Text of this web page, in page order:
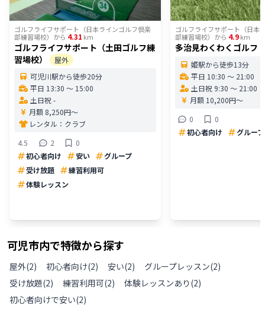
ゴルフライフサポート（日本ラインゴルフ倶楽
部練習場校） から 4.31 km
ゴルフライフサポート（土田ゴルフ練
習場校）
屋外
可児川駅から徒歩20分
平日 13:30 〜 15:00
土日祝 -
月額 8,250円〜
レンタル： クラブ
4.5
2
0
初心者向け
安い
グループ
受け放題
練習利用可
体験レッスン
ゴルフライフサポート（日本
部練習場校） から 4.9km
多治見わくわくゴルフ
姫駅から徒歩13分
平日 10:30 〜 21:00
土日祝 9:30 〜 21:00
月額 10,200円〜
0
0
初心者向け
グループ
可児市内で特徴から探す
屋外(2) 初心者向け(2) 安い(2) グループレッスン(2)
受け放題(2) 練習利用可(2) 体験レッスンあり (2)
初心者向けで安い(2)